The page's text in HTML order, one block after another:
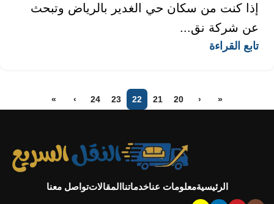
إذا كنت من سكان حي الغدير بالرياض وتبحث
عن شركة نق...
تابع القراءة
«
‹
20
21
22
23
24
›
»
الرئيسيةمعلومات عناخدماتنا المقالاتتواصل معنا